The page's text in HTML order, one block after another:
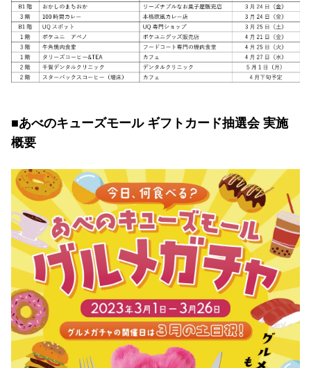
■あべのキューズモール ギフトカード抽選会 実施
概要